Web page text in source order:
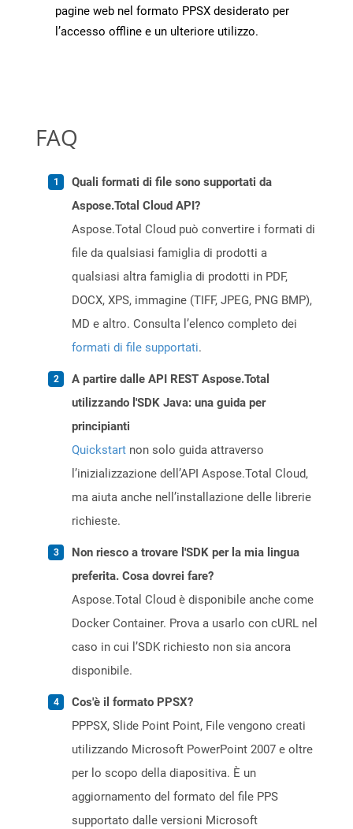
pagine web nel formato PPSX desiderato per
l’accesso offline e un ulteriore utilizzo.
FAQ
Quali formati di file sono supportati da
Aspose.Total Cloud API?
Aspose.Total Cloud può convertire i formati di
file da qualsiasi famiglia di prodotti a
qualsiasi altra famiglia di prodotti in PDF,
DOCX, XPS, immagine (TIFF, JPEG, PNG BMP),
MD e altro. Consulta l’elenco completo dei
formati di file supportati.
A partire dalle API REST Aspose.Total
utilizzando l'SDK Java: una guida per
principianti
Quickstart non solo guida attraverso
l’inizializzazione dell’API Aspose.Total Cloud,
ma aiuta anche nell’installazione delle librerie
richieste.
Non riesco a trovare l'SDK per la mia lingua
preferita. Cosa dovrei fare?
Aspose.Total Cloud è disponibile anche come
Docker Container. Prova a usarlo con cURL nel
caso in cui l’SDK richiesto non sia ancora
disponibile.
Cos'è il formato PPSX?
PPPSX, Slide Point Point, File vengono creati
utilizzando Microsoft PowerPoint 2007 e oltre
per lo scopo della diapositiva. È un
aggiornamento del formato del file PPS
supportato dalle versioni Microsoft